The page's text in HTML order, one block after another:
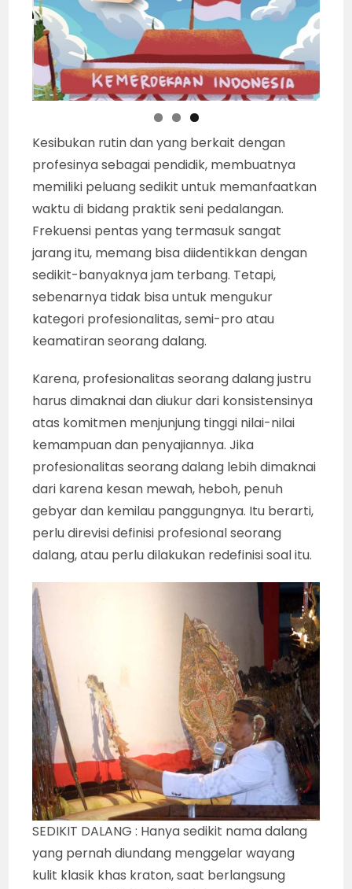
Kesibukan rutin dan yang berkait dengan
profesinya sebagai pendidik, membuatnya
memiliki peluang sedikit untuk memanfaatkan
waktu di bidang praktik seni pedalangan.
Frekuensi pentas yang termasuk sangat
jarang itu, memang bisa diidentikkan dengan
sedikit-banyaknya jam terbang. Tetapi,
sebenarnya tidak bisa untuk mengukur
kategori profesionalitas, semi-pro atau
keamatiran seorang dalang.
Karena, profesionalitas seorang dalang justru
harus dimaknai dan diukur dari konsistensinya
atas komitmen menjunjung tinggi nilai-nilai
kemampuan dan penyajiannya. Jika
profesionalitas seorang dalang lebih dimaknai
dari karena kesan mewah, heboh, penuh
gebyar dan kemilau panggungnya. Itu berarti,
perlu direvisi definisi profesional seorang
dalang, atau perlu dilakukan redefinisi soal itu.